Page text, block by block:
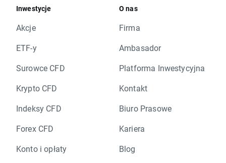
Inwestycje
Akcje
ETF-y
Surowce CFD
Krypto CFD
Indeksy CFD
Forex CFD
Konto i opłaty
O nas
Firma
Ambasador
Platforma Inwestycyjna
Kontakt
Biuro Prasowe
Kariera
Blog